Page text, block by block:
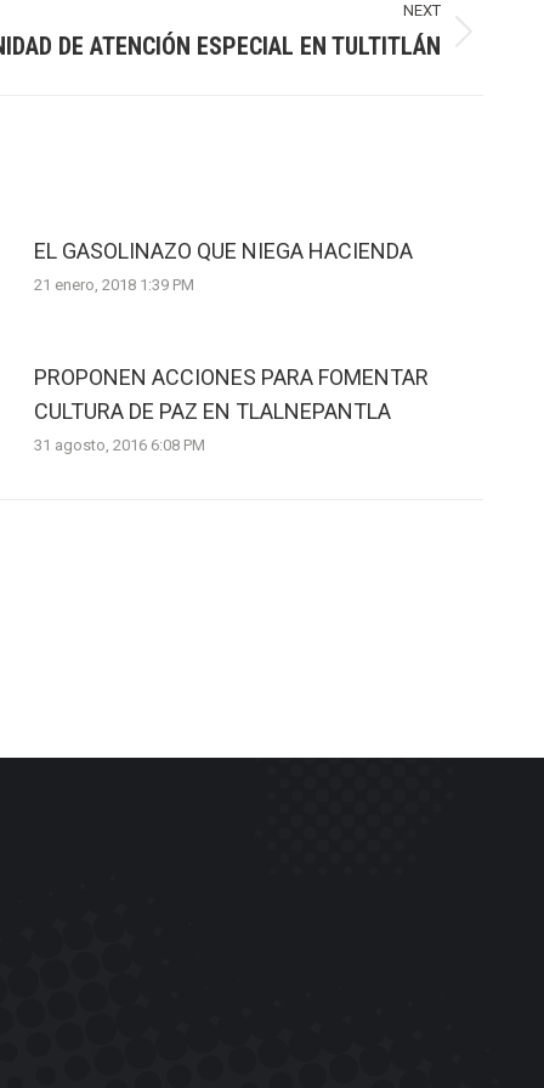
NEXT
DE ATENCIÓN ESPECIAL EN TULTITLÁN
EL GASOLINAZO QUE NIEGA HACIENDA
21 enero, 2018 1:39 PM
PROPONEN ACCIONES PARA FOMENTAR
CULTURA DE PAZ EN TLALNEPANTLA
31 agosto, 2016 6:08 PM